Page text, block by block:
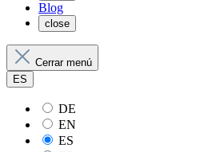
Blog
close
Cerrar menú
ES
DE
EN
ES